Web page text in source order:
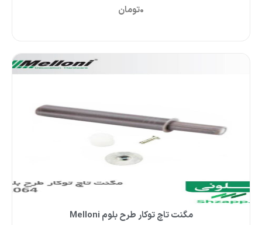
0تومان
مگنت تاچ توکار طرح بلوم Melloni